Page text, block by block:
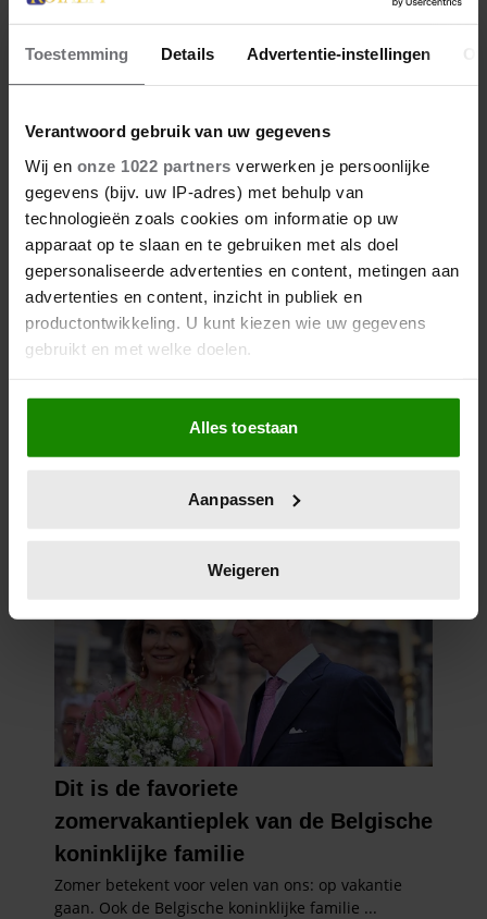
Toestemming Details Advertentie-instellingen
Verantwoord gebruik van uw gegevens
Wij en onze 1022 partners verwerken je persoonlijke
gegevens (bijv. uw IP-adres) met behulp van
technologieën zoals cookies om informatie op uw
apparaat op te slaan en te gebruiken met als doel
gepersonaliseerde advertenties en content, metingen aan
advertenties en content, inzicht in publiek en
productontwikkeling. U kunt kiezen wie uw gegevens
gebruikt en met welke doelen.
Als u het toestaat, willen we ook graag:
Informatie verzamelen over uw geografische
locatie, die tot een paar meter nauwkeurig kan zijn
scannen op specifieke eigenschappen (fingerprinting)
verwerkt en stel uw voorkeuren in het
intrekken in de Cookieverklaring.
We gebruiken cookies om content en advertenties te
personaliseren, om functies voor social media te bieden
en om ons websiteverkeer te analyseren. Ook delen we
informatie over uw gebruik van onze site met onze
partners kunnen deze gegevens combineren met andere
informatie die u aan ze heeft verstrekt of die ze hebben
verzameld op basis van uw gebruik van hun services. U
gaat akkoord met onze cookies als u onze website blijft
gebruiken.
Alles toestaan
Aanpassen
Weigeren